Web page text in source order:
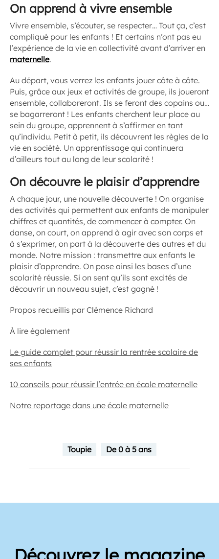
On apprend à vivre ensemble
Vivre ensemble, s’écouter, se respecter… Tout ça, c’est
compliqué pour les enfants ! Et certains n’ont pas eu
l’expérience de la vie en collectivité avant d’arriver en
maternelle.
Au départ, vous verrez les enfants jouer côte à côte.
Puis, grâce aux jeux et activités de groupe, ils joueront
ensemble, collaboreront. Ils se feront des copains ou…
se bagarreront ! Les enfants cherchent leur place au
sein du groupe, apprennent à s’affirmer en tant
qu’individu. Petit à petit, ils découvrent les règles de la
vie en société. Un apprentissage qui continuera
d’ailleurs tout au long de leur scolarité !
On découvre le plaisir d’apprendre
A chaque jour, une nouvelle découverte ! On organise
des activités qui permettent aux enfants de manipuler
chiffres et quantités, de commencer à compter. On
danse, on court, on apprend à agir avec son corps et
à s’exprimer, on part à la découverte des autres et du
monde. Notre mission : transmettre aux enfants le
plaisir d’apprendre. On pose ainsi les bases d’une
scolarité réussie. Si on sent qu’ils sont excités de
découvrir un nouveau sujet, c’est gagné !
Propos recueillis par Clémence Richard
À lire également
Le guide complet pour réussir la rentrée scolaire de
ses enfants
10 conseils pour réussir l’entrée en école maternelle
Notre reportage dans une école maternelle
Toupie De 0 à 5 ans